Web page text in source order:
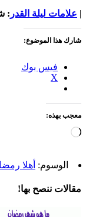
| علامات ليلة القدر :
شارك هذا الموضوع:
فيس بوك
X
معجب بهذه:
جاري
الوسوم: أهلا
مقالات ننصح بها!